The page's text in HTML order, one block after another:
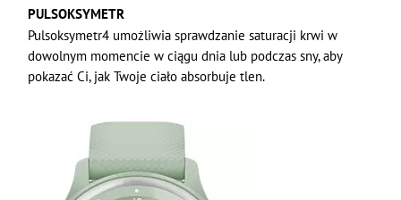
PULSOKSYMETR
Pulsoksymetr4 umożliwia sprawdzanie saturacji krwi w
dowolnym momencie w ciągu dnia lub podczas sny, aby
pokazać Ci, jak Twoje ciało absorbuje tlen.